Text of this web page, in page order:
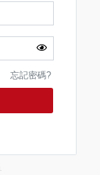
忘記密碼?